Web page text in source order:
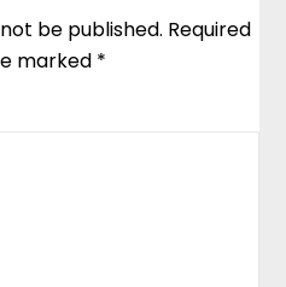
be published. Required
marked *